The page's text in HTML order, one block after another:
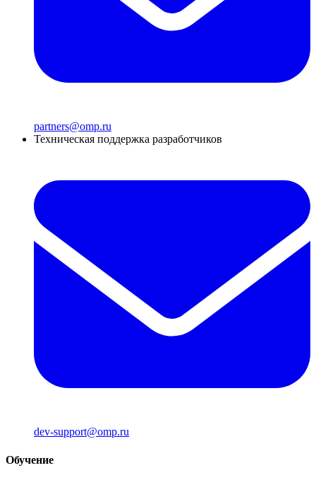
partners@omp.ru
Техническая поддержка разработчиков
dev-support@omp.ru
Обучение